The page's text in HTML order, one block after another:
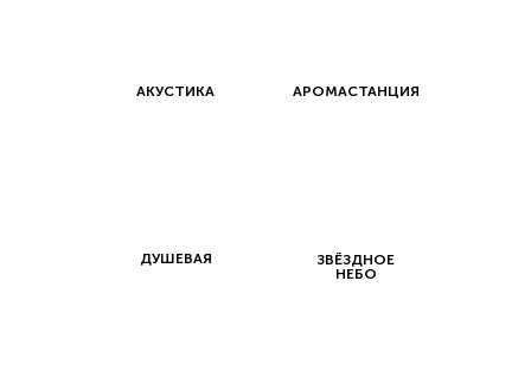
АКУСТИКА АРОМАСТАНЦИЯ
ДУШЕВАЯ
ЗВЁЗДНОЕ
НЕБО